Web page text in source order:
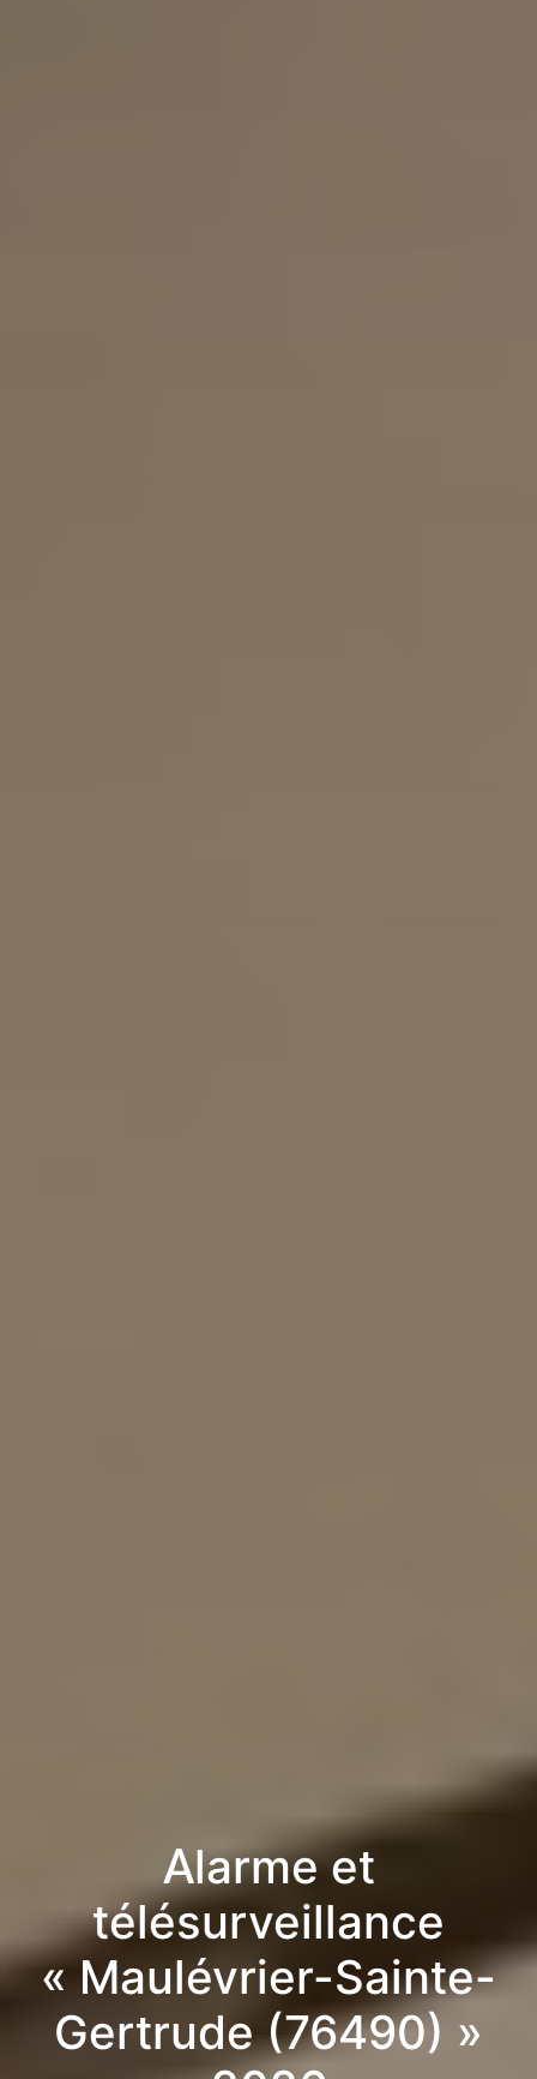
Alarme et
télésurveillance
« Maulévrier-Sainte-
Gertrude (76490) »